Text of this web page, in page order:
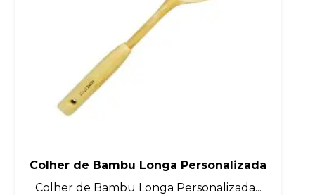
Colher de Bambu Longa Personalizada
Colher de Bambu Longa Personalizada...